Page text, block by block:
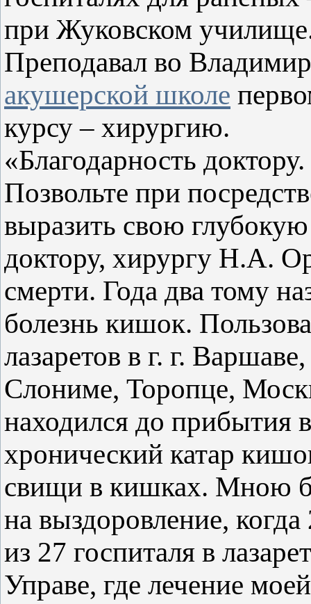
при Жуковском
Преподавал во
акушерской школе
курсу – хирургию.
«Благодарность доктору.
Позвольте при
выразить свою
доктору, хирургу Н.А.
смерти. Года два тому
болезнь кишок.
лазаретов в г. г.
Слониме, Торопце,
находился до прибытия
хронический катар
свищи в кишках. Мною
на выздоровление,
из 27 госпиталя в
Управе, где лечение